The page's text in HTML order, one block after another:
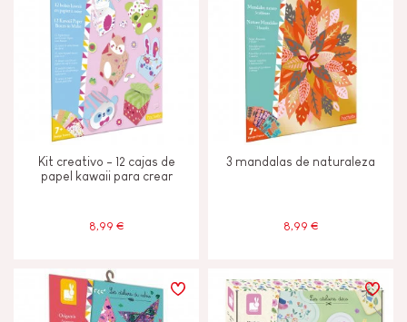
Kit creativo - 12 cajas de
papel kawaii para crear
8,99 €
3 mandalas de naturaleza
8,99 €